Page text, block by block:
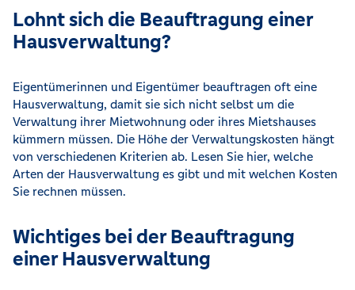
Lohnt sich die Beauftragung einer
Hausverwaltung?
Eigentümerinnen und Eigentümer beauftragen oft eine
Hausverwaltung, damit sie sich nicht selbst um die
Verwaltung ihrer Mietwohnung oder ihres Mietshauses
kümmern müssen. Die Höhe der Verwaltungskosten hängt
von verschiedenen Kriterien ab. Lesen Sie hier, welche
Arten der Hausverwaltung es gibt und mit welchen Kosten
Sie rechnen müssen.
Wichtiges bei der Beauftragung
einer Hausverwaltung